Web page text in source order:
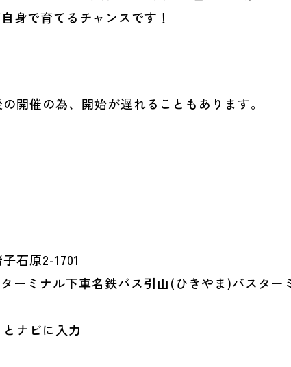
身で育てるチャンスです！
開催の為、開始が遅れることもあります。
石原2-1701
ーミナル下車名鉄バス引山(ひきやま)バスター
ナビに入力